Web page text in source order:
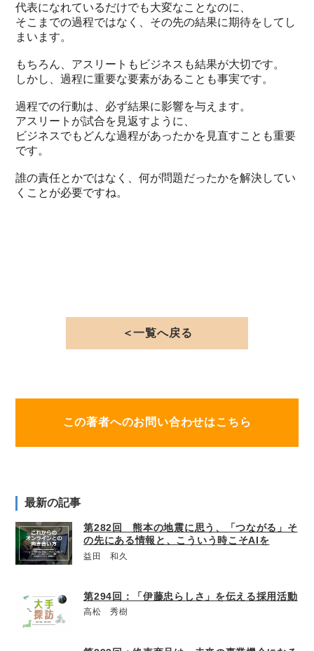
代表になれているだけでも大変なことなのに、
そこまでの過程ではなく、その先の結果に期待をしてし
まいます。
もちろん、アスリートもビジネスも結果が大切です。
しかし、過程に重要な要素があることも事実です。
過程での行動は、必ず結果に影響を与えます。
アスリートが試合を見返すように、
ビジネスでもどんな過程があったかを見直すことも重要
です。
誰の責任とかではなく、何が問題だったかを解決してい
くことが必要ですね。
＜一覧へ戻る
この著者へのお問い合わせはこちら
最新の記事
第282回 熊本の地震に思う、「つながる」そ
の先にある情報と、こういう時こそAIを
益田 和久
第294回：「伊藤忠らしさ」を伝える採用活動
高松 秀樹